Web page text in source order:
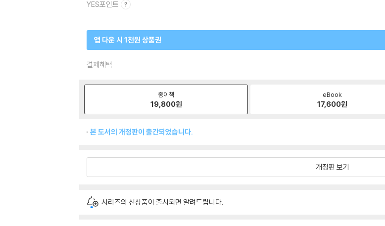
YES포인트
앱 다운 시 1천원 상품권
결제혜택
종이책
19,800원
eBook
17,600원
본 도서의 개정판이 출간되었습니다.
개정판 보기
시리즈의 신상품이 출시되면 알려드립니다.